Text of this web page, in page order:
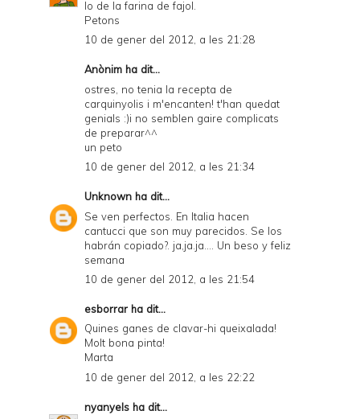
lo de la farina de fajol.
Petons
10 de gener del 2012, a les 21:28
Anònim ha dit...
ostres, no tenia la recepta de
carquinyolis i m'encanten! t'han quedat
genials :)i no semblen gaire complicats
de preparar^^
un peto
10 de gener del 2012, a les 21:34
Unknown ha dit...
Se ven perfectos. En Italia hacen
cantucci que son muy parecidos. Se los
habrán copiado?. ja,ja.ja.... Un beso y feliz
semana
10 de gener del 2012, a les 21:54
esborrar ha dit...
Quines ganes de clavar-hi queixalada!
Molt bona pinta!
Marta
10 de gener del 2012, a les 22:22
nyanyels ha dit...